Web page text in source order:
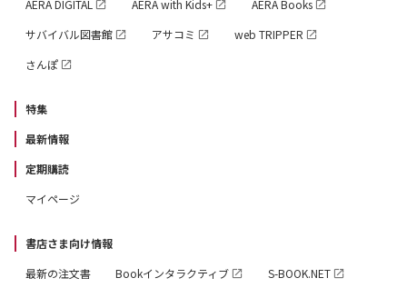
AERA DIGITAL
AERA with Kids+
AERA Books
サバイバル図書館
アサコミ
web TRIPPER
さんぽ
特集
最新情報
定期購読
マイページ
書店さま向け情報
最新の注文書
Bookインタラクティブ S-BOOK.NET